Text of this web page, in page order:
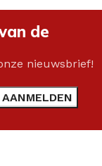
de
nieuwsbrief!